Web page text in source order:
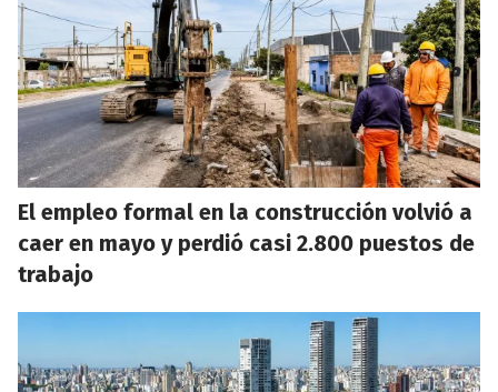
El empleo formal en la construcción volvió a
caer en mayo y perdió casi 2.800 puestos de
trabajo